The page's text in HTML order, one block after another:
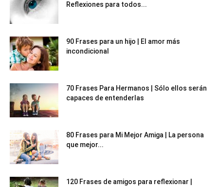
Reflexiones para todos...
90 Frases para un hijo | El amor más
incondicional
70 Frases Para Hermanos | Sólo ellos serán
capaces de entenderlas
80 Frases para Mi Mejor Amiga | La persona
que mejor...
120 Frases de amigos para reflexionar |